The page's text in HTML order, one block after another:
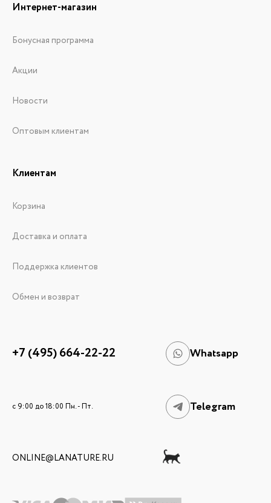
Интернет-магазин
Бонусная программа
Акции
Новости
Оптовым клиентам
Клиентам
Корзина
Доставка и оплата
Поддержка клиентов
Обмен и возврат
+7 (495) 664-22-22 Whatsapp
c 9:00 до 18:00 Пн. - Пт. Telegram
ONLINE@LANATURE.RU